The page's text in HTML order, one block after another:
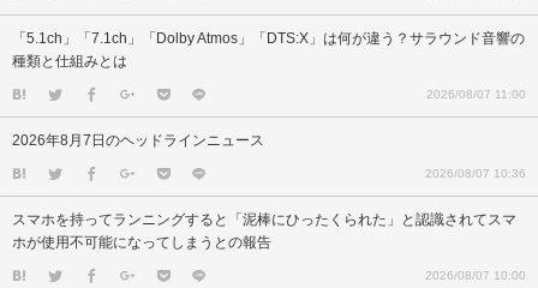
「5.1ch」「7.1ch」「Dolby Atmos」「DTS:X」は何が違う？サラウンド音響の
種類と仕組みとは
2026/08/07 11:00
2026年8月7日のヘッドラインニュース
2026/08/07 10:36
スマホを持ってランニングすると「泥棒にひったくられた」と認識されてスマ
ホが使用不可能になってしまうとの報告
2026/08/07 10:00